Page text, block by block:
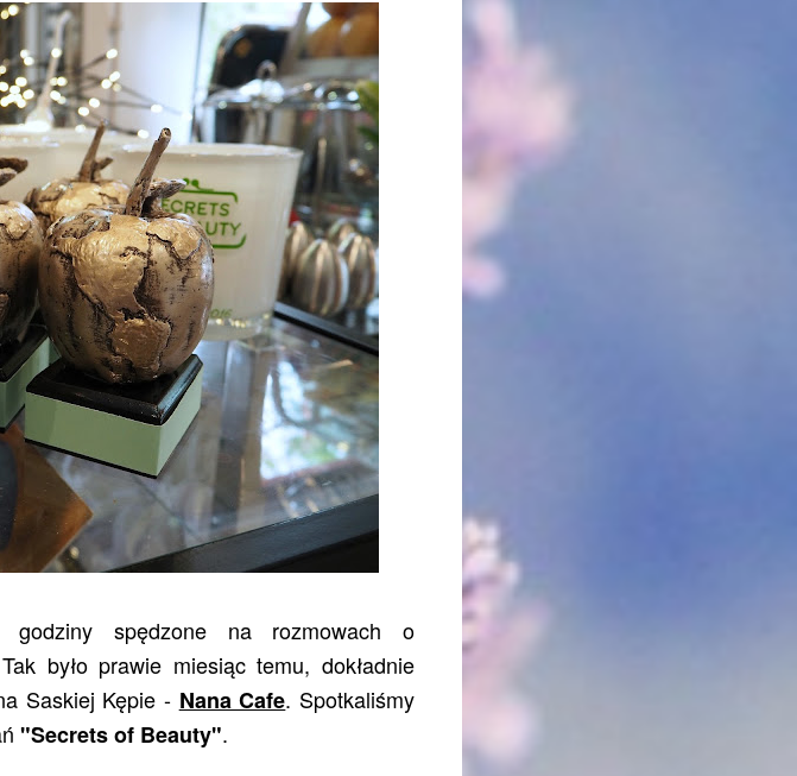
godziny spędzone na rozmowach o
było prawie miesiąc temu, dokładnie
Saskiej Kępie - Nana Cafe. Spotkaliśmy
"Secrets of Beauty".